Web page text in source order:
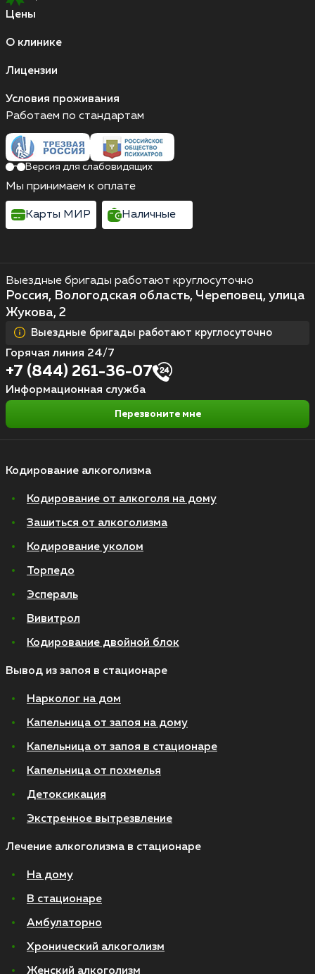
Цены
О клинике
Лицензии
Условия проживания
Кодирование алкоголизма
Кодирование от алкоголя на дому
Зашиться от алкоголизма
Кодирование уколом
Торпедо
Эспераль
Вивитрол
Кодирование двойной блок
Вывод из запоя в стационаре
Нарколог на дом
Капельница от запоя на дому
Капельница от запоя в стационаре
Капельница от похмелья
Детоксикация
Экстренное вытрезвление
Лечение алкоголизма в стационаре
На дому
В стационаре
Амбулаторно
Хронический алкоголизм
Женский алкоголизм
Выездные бригады работают круглосуточно
Россия, Вологодская область, Череповец, улица
Жукова, 2
Выездные бригады работают круглосуточно
Горячая линия 24/7
+7 (844) 261-36-07
Информационная служба
Перезвоните мне
Работаем по стандартам
Версия для слабовидящих
Мы принимаем к оплате
Карты МИР Наличные